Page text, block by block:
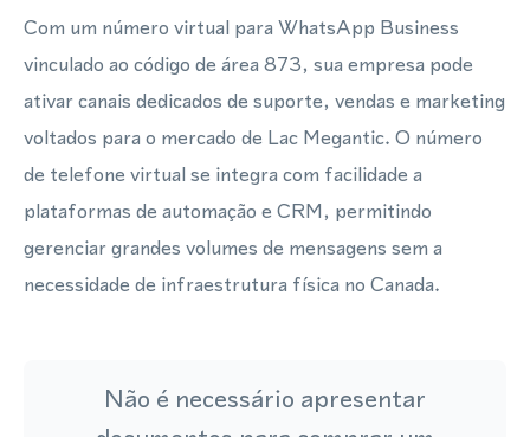
Com um número virtual para WhatsApp Business
vinculado ao código de área 873, sua empresa pode
ativar canais dedicados de suporte, vendas e marketing
voltados para o mercado de Lac Megantic. O número
de telefone virtual se integra com facilidade a
plataformas de automação e CRM, permitindo
gerenciar grandes volumes de mensagens sem a
necessidade de infraestrutura física no Canada.
Não é necessário apresentar